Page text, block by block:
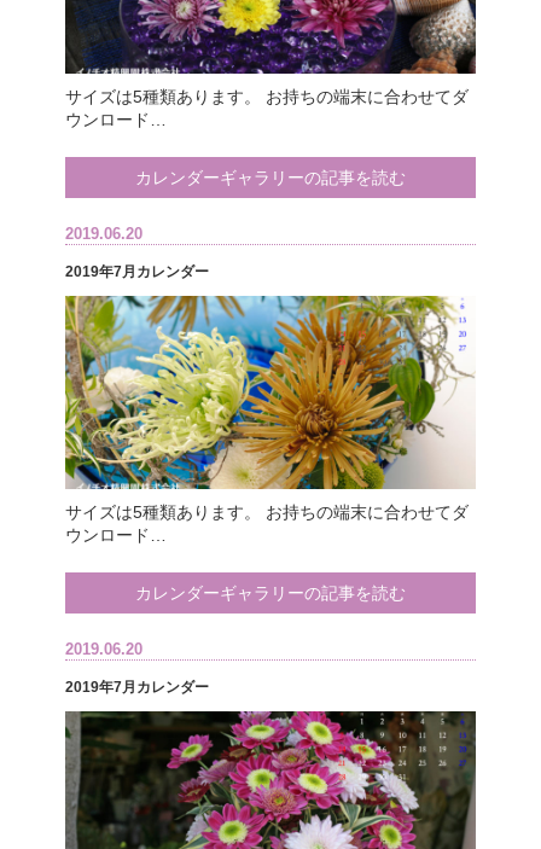
サイズは5種類あります。 お持ちの端末に合わせてダ
ウンロード…
カレンダーギャラリーの記事を読む
2019.06.20
2019年7月カレンダー
サイズは5種類あります。 お持ちの端末に合わせてダ
ウンロード…
カレンダーギャラリーの記事を読む
2019.06.20
2019年7月カレンダー